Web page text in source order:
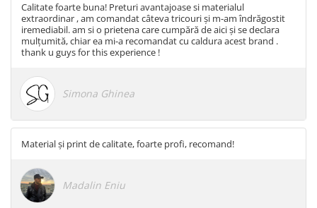
Calitate foarte buna! Preturi avantajoase si materialul
extraordinar , am comandat câteva tricouri și m-am îndrăgostit
iremediabil. am si o prietena care cumpără de aici și se declara
mulțumită, chiar ea mi-a recomandat cu caldura acest brand .
thank u guys for this experience !
Simona Ghinea
Material și print de calitate, foarte profi, recomand!
Madalin Eniu